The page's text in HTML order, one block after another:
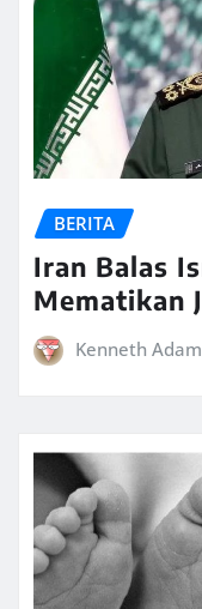
BERITA
Iran Balas
Mematikan
Kenneth